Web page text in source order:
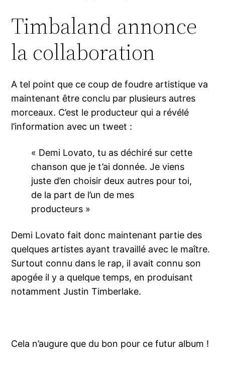
Timbaland annonce
la collaboration
A tel point que ce coup de foudre artistique va
maintenant être conclu par plusieurs autres
morceaux. C’est le producteur qui a révélé
l’information avec un tweet :
« Demi Lovato, tu as déchiré sur cette
chanson que je t’ai donnée. Je viens
juste d’en choisir deux autres pour toi,
de la part de l’un de mes
producteurs »
Demi Lovato fait donc maintenant partie des
quelques artistes ayant travaillé avec le maître.
Surtout connu dans le rap, il avait connu son
apogée il y a quelque temps, en produisant
notamment Justin Timberlake.
Cela n’augure que du bon pour ce futur album !